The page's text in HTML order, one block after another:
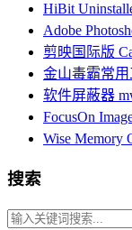
HiBit
Adobe
剪映国际版
金山毒霸常
软件屏蔽器
FocusOn
Wise Memory
搜索